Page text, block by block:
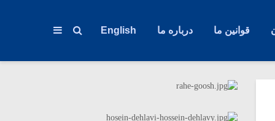
قوانین ما درباره ما English